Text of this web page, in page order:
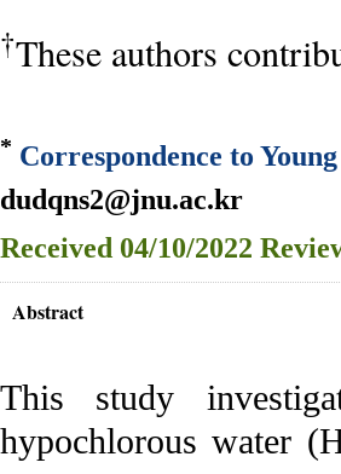
†These authors
* Correspondence to
dudqns2@jnu.ac.kr
Received 04/10/2022
Abstract
This study
hypochlorous water